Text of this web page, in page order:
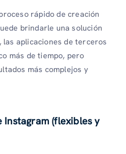
rápido de creación
brindarle una solución
aplicaciones de terceros
más de tiempo, pero
más complejos y
Instagram (flexibles y